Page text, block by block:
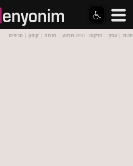
חנות | עסק :: מרקטו - חפש מבצע | הנחה | קופון | סניפים